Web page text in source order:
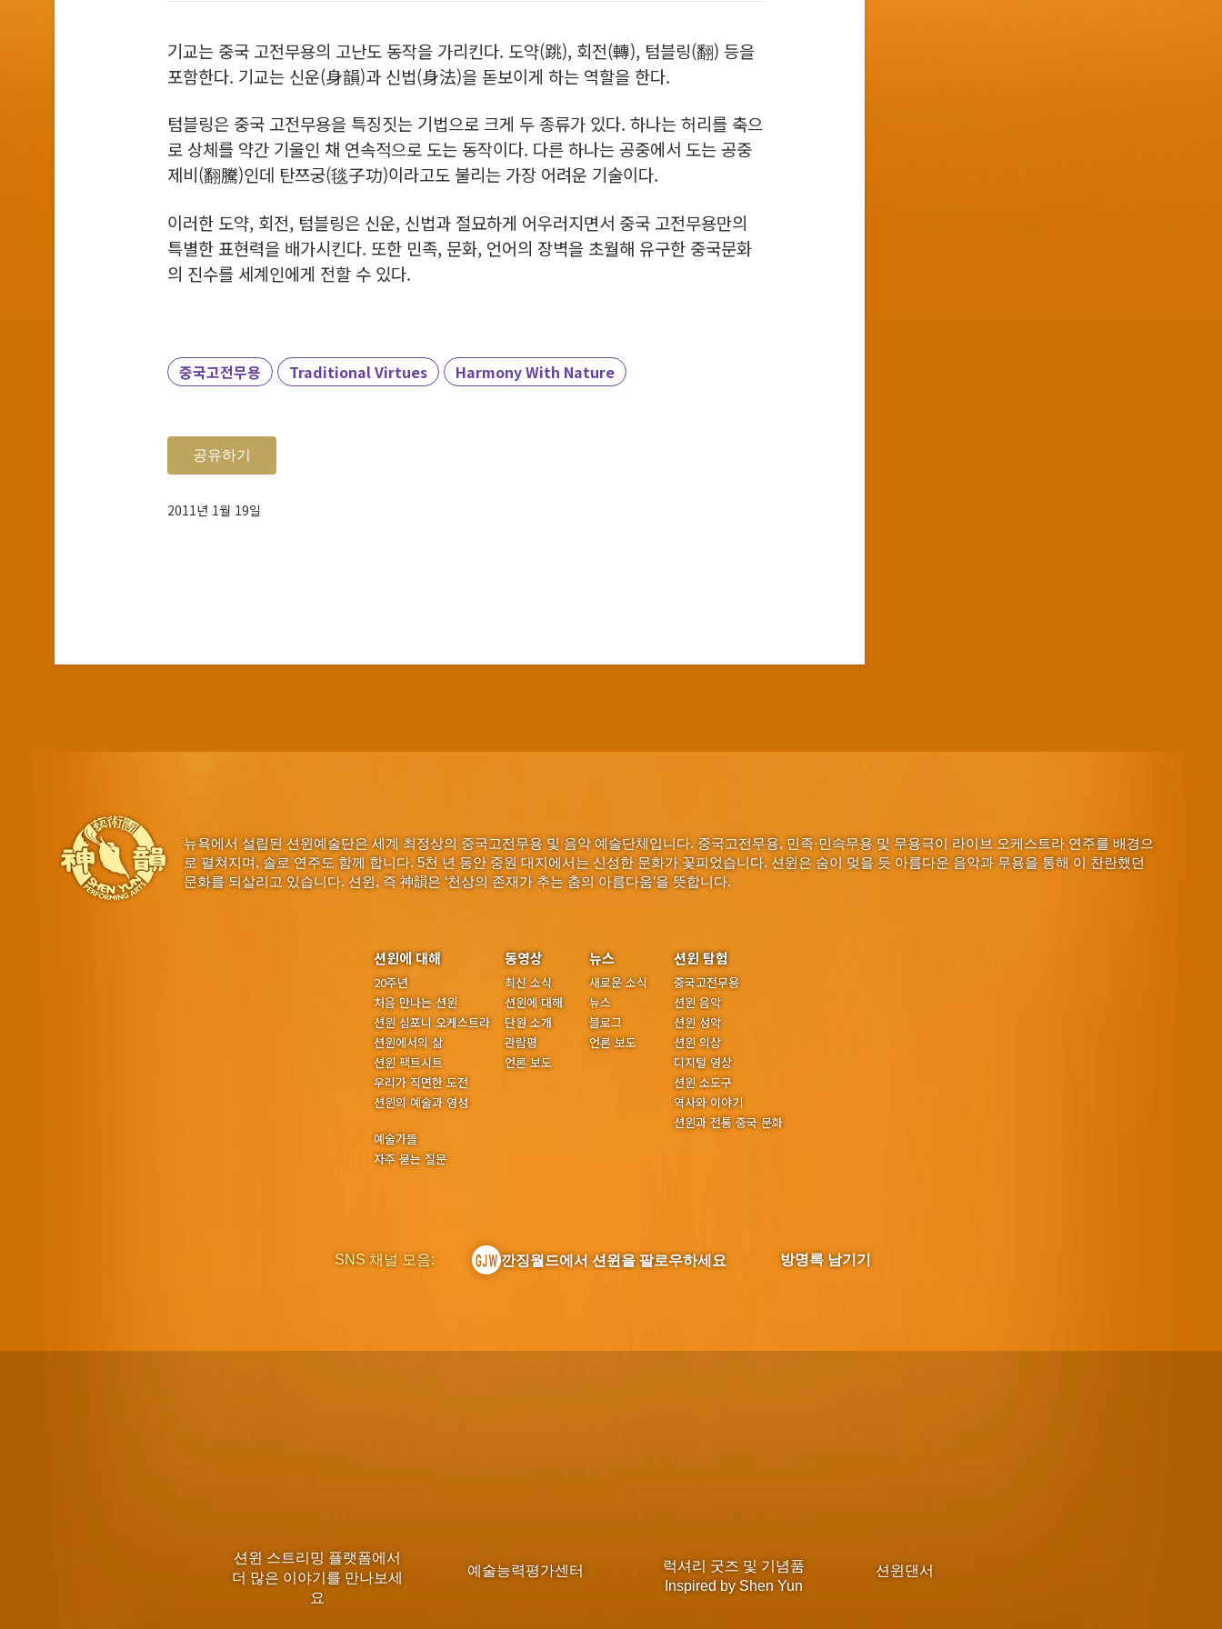
기교는 중국 고전무용의 고난도 동작을 가리킨다. 도약(跳), 회전(轉), 텀블링(翻) 등을
포함한다. 기교는 신운(身韻)과 신법(身法)을 돋보이게 하는 역할을 한다.
텀블링은 중국 고전무용을 특징짓는 기법으로 크게 두 종류가 있다. 하나는 허리를 축으
로 상체를 약간 기울인 채 연속적으로 도는 동작이다. 다른 하나는 공중에서 도는 공중
제비(翻騰)인데 탄쯔궁(毯子功)이라고도 불리는 가장 어려운 기술이다.
이러한 도약, 회전, 텀블링은 신운, 신법과 절묘하게 어우러지면서 중국 고전무용만의
특별한 표현력을 배가시킨다. 또한 민족, 문화, 언어의 장벽을 초월해 유구한 중국문화
의 진수를 세계인에게 전할 수 있다.
중국고전무용 Traditional Virtues Harmony With Nature
공유하기
2011년 1월 19일
뉴욕에서 설립된 션윈예술단은 세계 최정상의 중국고전무용 및 음악 예술단체입니다. 중국고전무용, 민족·민속무용 및 무용극이 라이브 오케스트라 연주를 배경으
로 펼쳐지며, 솔로 연주도 함께 합니다. 5천 년 동안 중원 대지에서는 신성한 문화가 꽃피었습니다. 션윈은 숨이 멎을 듯 아름다운 음악과 무용을 통해 이 찬란했던
문화를 되살리고 있습니다. 션윈, 즉 神韻은 ‘천상의 존재가 추는 춤의 아름다움’을 뜻합니다.
션윈에 대해
20주년
처음 만나는 션윈
션윈 심포니 오케스트라
션윈에서의 삶
션윈 팩트시트
우리가 직면한 도전
션윈의 예술과 영성
예술가들
자주 묻는 질문
동영상
최신 소식
션윈에 대해
단원 소개
관람평
언론 보도
뉴스
새로운 소식
뉴스
블로그
언론 보도
션윈 탐험
중국고전무용
션윈 음악
션윈 성악
션윈 의상
디지털 영상
션윈 소도구
역사와 이야기
션윈과 전통 중국 문화
SNS 채널 모음: 깐징월드에서 션윈을 팔로우하세요 방명록 남기기
션윈 스트리밍 플랫폼에서
더 많은 이야기를 만나보세
요
예술능력평가센터
럭셔리 굿즈 및 기념품
Inspired by Shen Yun
션윈댄서